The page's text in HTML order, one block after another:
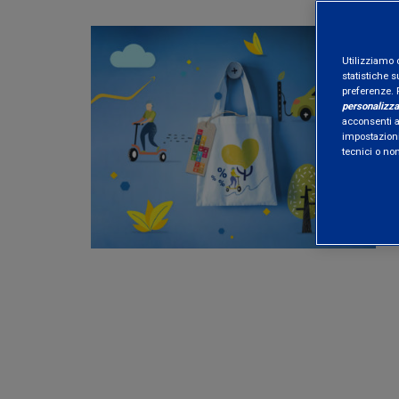
Utilizziamo
statistiche
preferenze.
personalizza
acconsenti
tecnici o